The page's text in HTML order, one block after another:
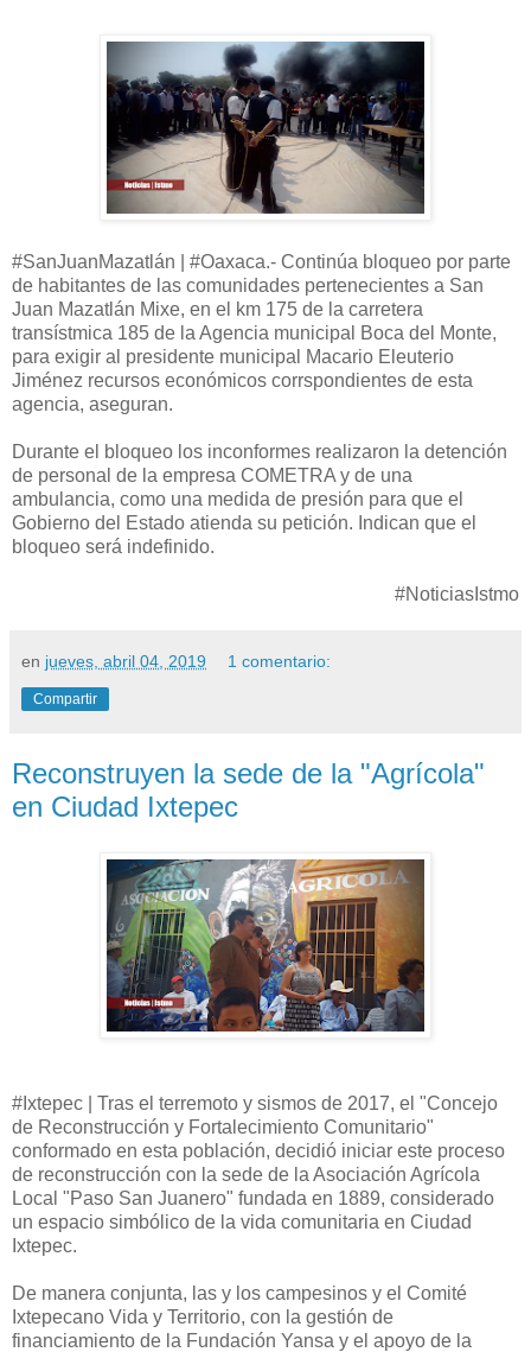
#SanJuanMazatlán | #Oaxaca.- Continúa bloqueo por parte
de habitantes de las comunidades pertenecientes a San
Juan Mazatlán Mixe, en el km 175 de la carretera
transístmica 185 de la Agencia municipal Boca del Monte,
para exigir al presidente municipal Macario Eleuterio
Jiménez recursos económicos corrspondientes de esta
agencia, aseguran.
Durante el bloqueo los inconformes realizaron la detención
de personal de la empresa COMETRA y de una
ambulancia, como una medida de presión para que el
Gobierno del Estado atienda su petición. Indican que el
bloqueo será indefinido.
#NoticiasIstmo
en jueves, abril 04, 2019 1 comentario:
Compartir
Reconstruyen la sede de la "Agrícola"
en Ciudad Ixtepec
#Ixtepec | Tras el terremoto y sismos de 2017, el "Concejo
de Reconstrucción y Fortalecimiento Comunitario"
conformado en esta población, decidió iniciar este proceso
de reconstrucción con la sede de la Asociación Agrícola
Local "Paso San Juanero" fundada en 1889, considerado
un espacio simbólico de la vida comunitaria en Ciudad
Ixtepec.
De manera conjunta, las y los campesinos y el Comité
Ixtepecano Vida y Territorio, con la gestión de
financiamiento de la Fundación Yansa y el apoyo de la